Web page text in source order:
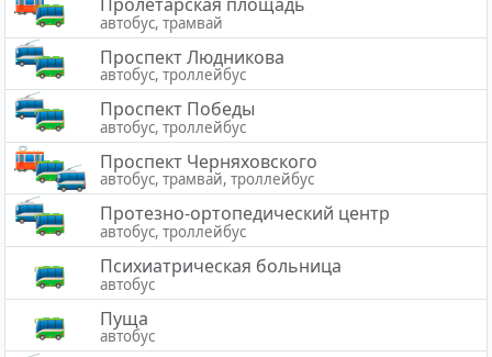
автобус, трамвай
Проспект Людникова
автобус, троллейбус
Проспект Победы
автобус, троллейбус
Проспект Черняховского
автобус, трамвай, троллейбус
Протезно-ортопедический центр
автобус, троллейбус
Психиатрическая больница
автобус
Пуща
автобус